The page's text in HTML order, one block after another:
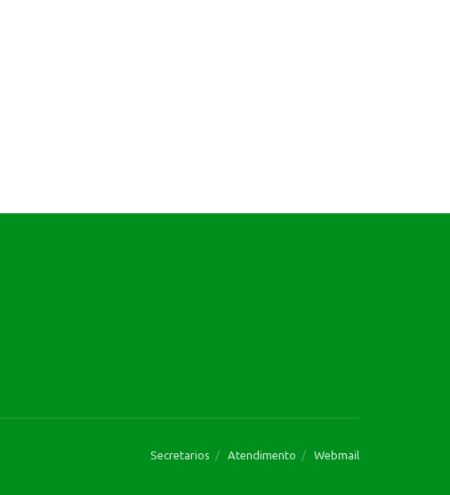
Secretarios Atendimento Webmail